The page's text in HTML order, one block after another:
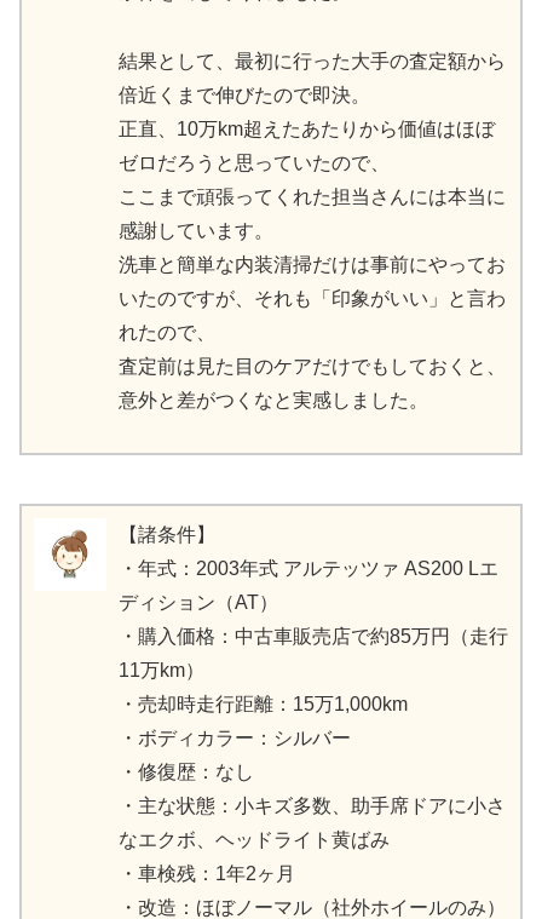
結果として、最初に行った大手の査定額から
倍近くまで伸びたので即決。
正直、10万km超えたあたりから価値はほぼ
ゼロだろうと思っていたので、
ここまで頑張ってくれた担当さんには本当に
感謝しています。
洗車と簡単な内装清掃だけは事前にやってお
いたのですが、それも「印象がいい」と言わ
れたので、
査定前は見た目のケアだけでもしておくと、
意外と差がつくなと実感しました。
【諸条件】
・年式：2003年式 アルテッツァ AS200 Lエ
ディション（AT）
・購入価格：中古車販売店で約85万円（走行
11万km）
・売却時走行距離：15万1,000km
・ボディカラー：シルバー
・修復歴：なし
・主な状態：小キズ多数、助手席ドアに小さ
なエクボ、ヘッドライト黄ばみ
・車検残：1年2ヶ月
・改造：ほぼノーマル（社外ホイールのみ）